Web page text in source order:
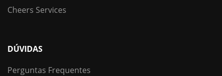
Cheers Services
DÚVIDAS
Perguntas Frequentes